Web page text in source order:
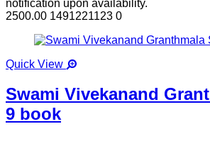
notification upon availability.
2500.00 1491221123 0
Quick View
Swami Vivekanand
9 book